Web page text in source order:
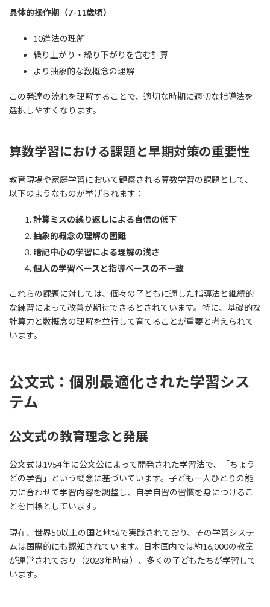
具体的操作期（7-11歳頃）
10進法の理解
繰り上がり・繰り下がりを含む計算
より抽象的な数概念の理解
この発達の流れを理解することで、適切な時期に適切な指導法を
選択しやすくなります。
算数学習における課題と早期対策の重要性
教育現場や家庭学習において観察される算数学習の課題として、
以下のようなものが挙げられます：
計算ミスの繰り返しによる自信の低下
抽象的概念の理解の困難
暗記中心の学習による理解の浅さ
個人の学習ペースと指導ペースの不一致
これらの課題に対しては、個々の子どもに適した指導法と継続的
な練習によって改善が期待できるとされています。特に、基礎的な
計算力と数概念の理解を並行して育てることが重要と考えられて
います。
公文式：個別最適化された学習シス
テム
公文式の教育理念と発展
公文式は1954年に公文公によって開発された学習法で、「ちょう
どの学習」という概念に基づいています。子ども一人ひとりの能
力に合わせて学習内容を調整し、自学自習の習慣を身につけるこ
とを目標としています。
現在、世界50以上の国と地域で実践されており、その学習システ
ムは国際的にも認知されています。日本国内では約16,000の教室
が運営されており（2023年時点）、多くの子どもたちが学習して
います。